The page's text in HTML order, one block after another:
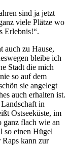
sind ja jetzt
viele Plätze wo
Erlebnis!“.
auch zu Hause,
bleibe ich
Stadt die mich
so auf dem
sie angelegt
auch erhalten ist.
in
Ostseeküste, im
ganz flach wie an
so einen Hügel
Raps kann zur